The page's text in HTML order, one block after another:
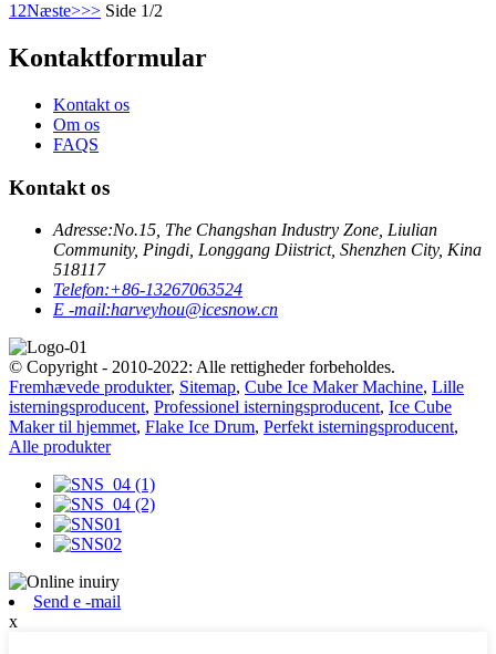
1 2Næste>>> Side 1/2
Kontaktformular
Kontakt os
Om os
FAQS
Kontakt os
Adresse:No.15, The Changshan Industry Zone, Liulian
Community, Pingdi, Longgang Diistrict, Shenzhen City, Kina
518117
Telefon:+86-13267063524
E -mail:harveyhou@icesnow.cn
© Copyright - 2010-2022: Alle rettigheder forbeholdes.
Fremhævede produkter, Sitemap, Cube Ice Maker Machine, Lille
isterningsproducent, Professionel isterningsproducent, Ice Cube
Maker til hjemmet, Flake Ice Drum, Perfekt isterningsproducent,
Alle produkter
Send e -mail
x